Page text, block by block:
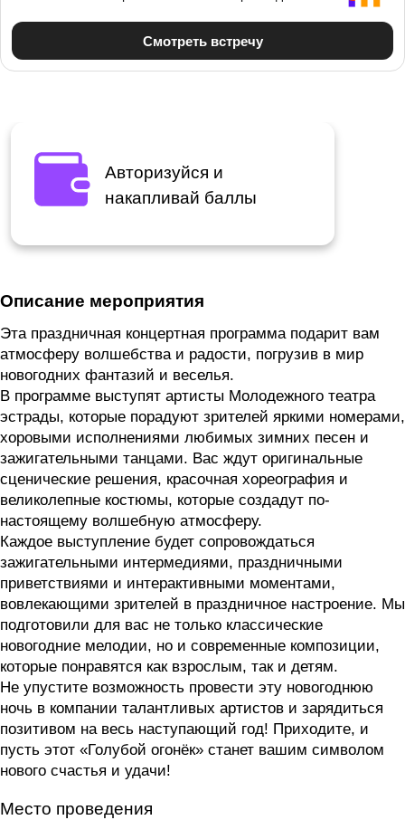
Авторизуйся и
накапливай баллы
Описание мероприятия
Эта праздничная концертная программа подарит вам
атмосферу волшебства и радости, погрузив в мир
новогодних фантазий и веселья.
В программе выступят артисты Молодежного театра
эстрады, которые порадуют зрителей яркими номерами,
хоровыми исполнениями любимых зимних песен и
зажигательными танцами. Вас ждут оригинальные
сценические решения, красочная хореография и
великолепные костюмы, которые создадут по-
настоящему волшебную атмосферу.
Каждое выступление будет сопровождаться
зажигательными интермедиями, праздничными
приветствиями и интерактивными моментами,
вовлекающими зрителей в праздничное настроение. Мы
подготовили для вас не только классические
новогодние мелодии, но и современные композиции,
которые понравятся как взрослым, так и детям.
Не упустите возможность провести эту новогоднюю
ночь в компании талантливых артистов и зарядиться
позитивом на весь наступающий год! Приходите, и
пусть этот «Голубой огонёк» станет вашим символом
нового счастья и удачи!
Место проведения